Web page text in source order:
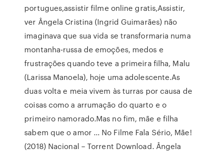
portugues,assistir filme online gratis,Assistir,
ver Ângela Cristina (Ingrid Guimarães) não
imaginava que sua vida se transformaria numa
montanha-russa de emoções, medos e
frustrações quando teve a primeira filha, Malu
(Larissa Manoela), hoje uma adolescente.As
duas volta e meia vivem às turras por causa de
coisas como a arrumação do quarto e o
primeiro namorado.Mas no fim, mãe e filha
sabem que o amor … No Filme Fala Sério, Mãe!
(2018) Nacional – Torrent Download. Ângela